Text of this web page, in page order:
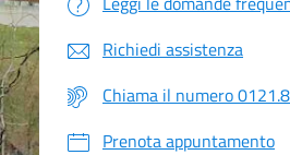
Richiedi assistenza
Chiama il numero
Prenota appuntamento